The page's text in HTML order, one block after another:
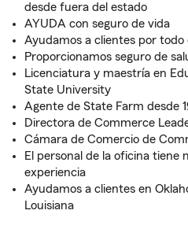
desde fuera del estado
AYUDA con seguro de vida
Ayudamos a clientes por todo
Proporcionamos seguro de
Licenciatura y maestría en
State University
Agente de State Farm desde
Directora de Commerce
Cámara de Comercio de
El personal de la oficina tiene
experiencia
Ayudamos a clientes en
Louisiana